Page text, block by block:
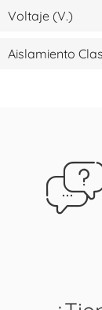
Voltaje (V.)
Aislamiento